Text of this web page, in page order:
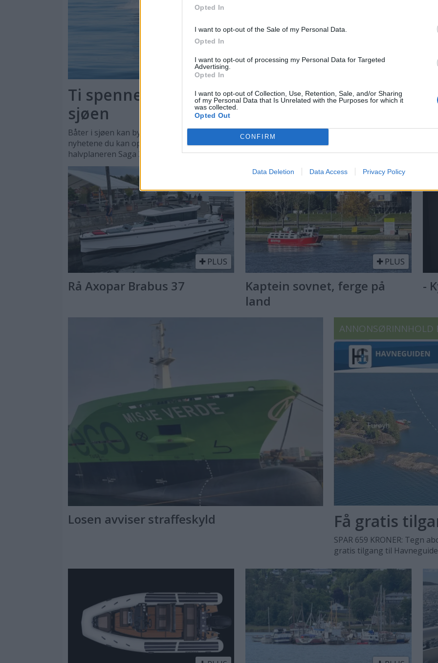
Opted In
I want to opt-out of the Sale of my Personal Data.
Opted In
I want to opt-out of processing my Personal Data for Targeted
Advertising.
Opted In
I want to opt-out of Collection, Use, Retention, Sale, and/or Sharing
of my Personal Data that Is Unrelated with the Purposes for which it
was collected.
Opted Out
CONFIRM
Data Deletion Data Access Privacy Policy
Ti spennende nyheter på Båter i
sjøen
Båter i sjøen kan by på en rekke store og små nyheter i år. Blant
nyhetene du kan oppleve er daycruiseren Askeladden Fenix 66BR og
halvplaneren Saga 355.
Lars O.
– Båter og Risør hører
Faren rådet ham til å ta
PLUS
Rå Axopar Brabus 37
PLUS
Kaptein sovnet, ferge på
land
-
Losen avviser straffeskyld
ANNONSØRINNHOLD
Få gratis
SPAR 659 KRONER: Tegn
gratis tilgang til